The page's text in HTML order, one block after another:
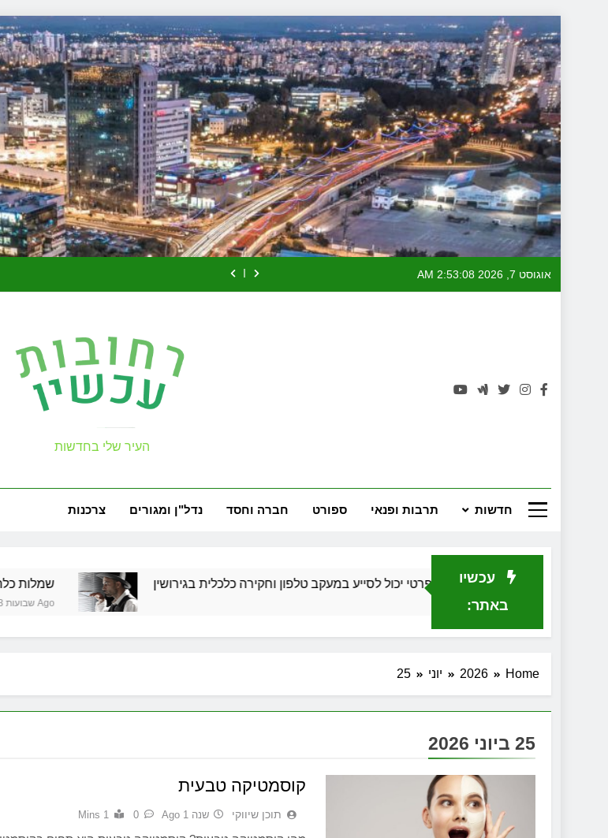
to
content
אוגוסט 7, 2026 2:53:09 AM
העיר שלי בחדשות
חדשות תרבות ופנאי ספורט חברה וחסד נדל"ן ומגורים צרכנות
עכשיו
באתר:
שמלות כלה במרכז:
3 שבועות Ago
כיצד חוקר פרטי יכול לסייע במעקב טלפון וחקירה כלכלית בגירושין
Home
2026 יוני 25
25 ביוני 2026
קוסמטיקה טבעית
תוכן שיווקי שנה 1 Ago 0
1 Mins